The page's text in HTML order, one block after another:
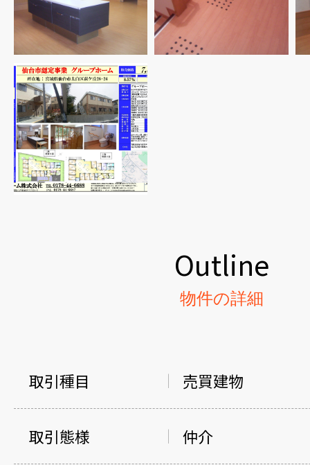
Outline
物件の詳細
取引種目 売買建物
取引態様 仲介